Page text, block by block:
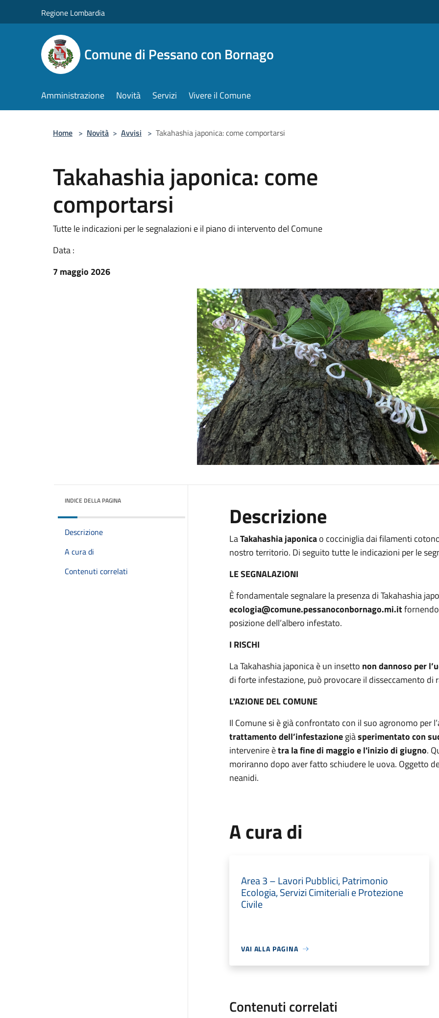
Regione Lombardia
Comune di Pessano con Bornago
Amministrazione Novità Servizi Vivere il Comune
Home > Novità > Avvisi > Takahashia japonica: come comportarsi
Takahashia japonica: come
comportarsi
Tutte le indicazioni per le segnalazioni e il piano di intervento del Comune
Data :
7 maggio 2026
INDICE DELLA PAGINA
Descrizione
A cura di
Contenuti correlati
Descrizione
LaTakahashia japonicao cocciniglia dai filamenti
nostro territorio. Di seguito tutte le indicazioni per le
LE SEGNALAZIONI
Èfondamentale segnalarela presenza di Takahashia
ecologia@comune.pessanoconbornago.mi.it
posizione dell’albero infestato.
I RISCHI
La Takahashia japonica èun insetto non dannoso per
di forte infestazione, può provocare il disseccamento di
L'AZIONE DEL COMUNE
Il Comune si è già confrontato con il suo agronomo per
trattamentodell’infestazionegiàsperimentato con
intervenire ètra la fine di maggio e l'inizio di giugno.
moriranno dopo aver fatto schiudere le uova. Oggetto
neanidi.
A cura di
Area 3 – Lavori Pubblici, Patrimonio
Ecologia, Servizi Cimiteriali e Protezione
Civile
VAI ALLA PAGINA
Contenuti correlati